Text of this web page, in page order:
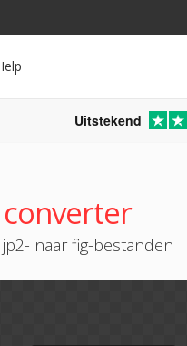
Uitstekend
converter
naar fig-bestanden